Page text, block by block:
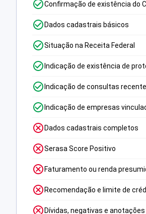
Confirmação de existência do
Dados cadastrais básicos
Situação na Receita Federal
Indicação de existência de
Indicação de consultas
Indicação de empresas
Dados cadastrais completos
Serasa Score Positivo
Faturamento ou renda
Recomendação e limite de
Dívidas, negativas e anotações